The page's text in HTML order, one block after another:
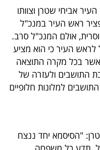
אביחי שטרן וצוותו
ראש העיר במנכ"ל
אולם המנכ"ל סרב.
העיר כי הוא מציע
בכל מקרה התוצאה
התושבים ולעזרה של
למלונות חלופיים
"הסיסמא יחד ננצח